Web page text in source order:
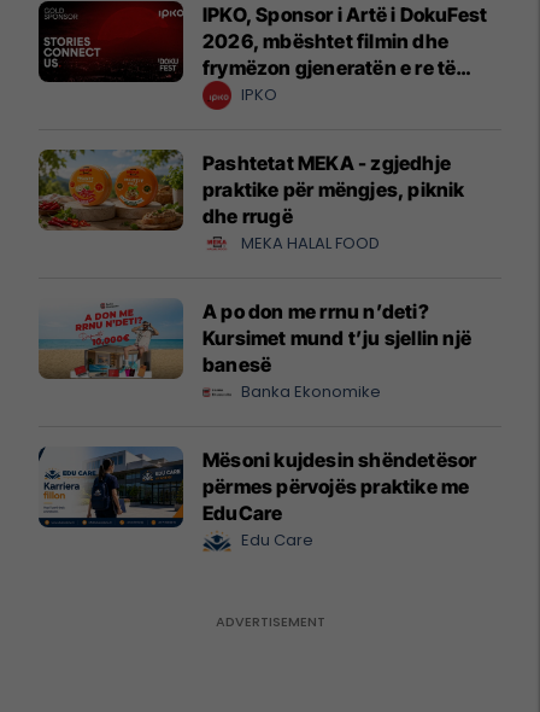
IPKO, Sponsor i Artë i DokuFest
2026, mbështet filmin dhe
frymëzon gjeneratën e re të
krijuesve
IPKO
Pashtetat MEKA - zgjedhje
praktike për mëngjes, piknik
dhe rrugë
MEKA HALAL FOOD
A po don me rrnu n’deti?
Kursimet mund t’ju sjellin një
banesë
Banka Ekonomike
Mësoni kujdesin shëndetësor
përmes përvojës praktike me
EduCare
Edu Care